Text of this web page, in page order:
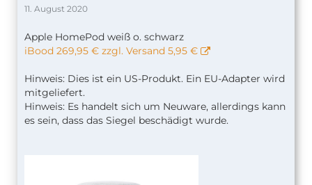
11. August 2020
Apple HomePod weiß o. schwarz
iBood 269,95 € zzgl. Versand 5,95 €
Hinweis: Dies ist ein US-Produkt. Ein EU-Adapter wird
mitgeliefert.
Hinweis: Es handelt sich um Neuware, allerdings kann
es sein, dass das Siegel beschädigt wurde.